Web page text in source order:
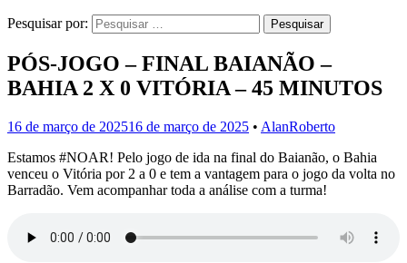
Pesquisar por:
PÓS-JOGO – FINAL BAIANÃO –
BAHIA 2 X 0 VITÓRIA – 45 MINUTOS
16 de março de 202516 de março de 2025 • AlanRoberto
Estamos #NOAR! Pelo jogo de ida na final do Baianão, o Bahia
venceu o Vitória por 2 a 0 e tem a vantagem para o jogo da volta no
Barradão. Vem acompanhar toda a análise com a turma!